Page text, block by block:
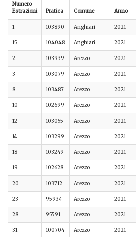
Numero
Estrazioni
Pratica Comune Anno
1 103890 Anghiari 2021
15 104048 Anghiari 2021
2 103939 Arezzo 2021
3 103079 Arezzo 2021
8 103487 Arezzo 2021
10 102699 Arezzo 2021
12 103055 Arezzo 2021
14 103299 Arezzo 2021
18 103249 Arezzo 2021
19 102628 Arezzo 2021
20 103712 Arezzo 2021
23 95934 Arezzo 2021
28 95591 Arezzo 2021
31 100704 Arezzo 2021